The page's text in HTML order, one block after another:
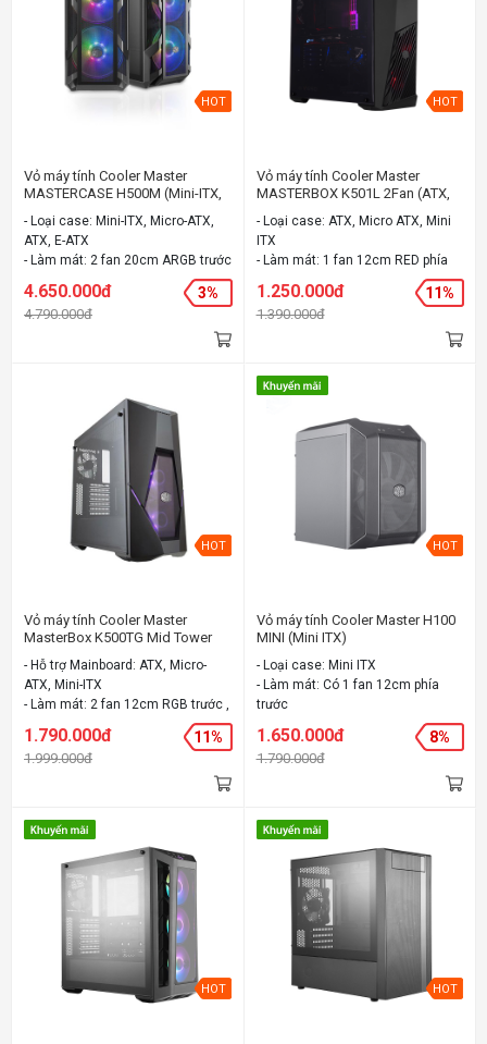
HOT
Vỏ máy tính Cooler Master
MASTERCASE H500M (Mini-ITX,
- Loại case: Mini-ITX, Micro-ATX,
ATX, E-ATX
- Làm mát: 2 fan 20cm ARGB trước
, 1 fan 14cm black sau , hỗ trợ tối
đa 6 -7 fan 12cm
- Chất liệu: " Outlook: Steel Mesh,
4.650.000đ
4.790.000đ
3%
HOT
Vỏ máy tính Cooler Master
MASTERBOX K501L 2Fan (ATX,
- Loại case: ATX, Micro ATX, Mini
ITX
- Làm mát: 1 fan 12cm RED phía
trước , 1 fan 12 black phía sau ,
mở rộng tối đa 6fan
- Chất liệu: Thép, nhựa
1.250.000đ
1.390.000đ
11%
HOT
Vỏ máy tính Cooler Master
MasterBox K500TG Mid Tower
- Hỗ trợ Mainboard: ATX, Micro-
ATX, Mini-ITX
- Làm mát: 2 fan 12cm RGB trước ,
1 fan 12cm sau, mở rộng tối đa 6
fan ,
- Chất liệu: Steel, Plastic,
1.790.000đ
1.999.000đ
11%
HOT
Vỏ máy tính Cooler Master H100
MINI (Mini ITX)
- Loại case: Mini ITX
- Làm mát: Có 1 fan 12cm phía
trước
- Chất liệu: Steel, Plastic, Steel
mesh
- Màu: Đen
1.650.000đ
1.790.000đ
8%
HOT HOT